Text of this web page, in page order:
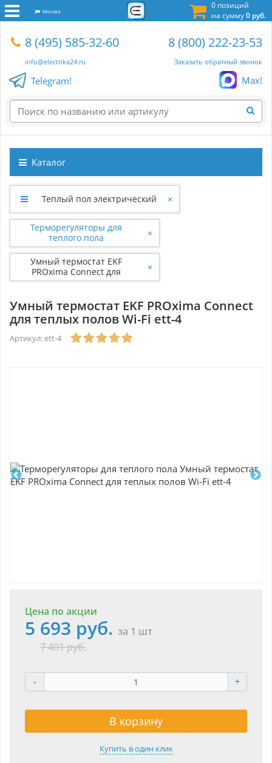
0 позиций
на сумму0 руб.
Москва
8 (495) 585-32-60
info@electrika24.ru
8 (800) 222-23-53
Заказать обратный звонок
Telegram! Max!
Каталог
Теплый пол электрический ×
Терморегуляторы для
теплого пола
×
Умный термостат EKF
PROxima Connect для
теплых полов Wi-Fi ett-4
×
Умный термостат EKF PROxima Connect
для теплых полов Wi-Fi ett-4
Артикул: ett-4
Цена по акции
5 693 руб. за 1 шт
7 401 руб.
- +
В корзину
Купить в один клик